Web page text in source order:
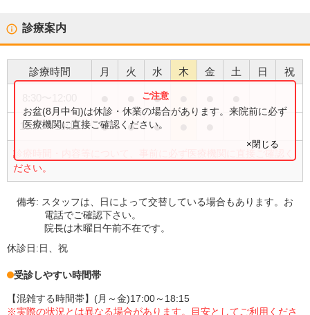
診療案内
診療時間 月 火 水 木 金 土 日 祝
●
15:00〜18:15 ● ● ●
診療時間・内容等について、事前に必ず医療機関に直接ご確認く
ださい。
お盆(8月中旬)は休診・休業の場合があります。来院前に必ず
医療機関に直接ご確認ください。
×閉じる
備考: スタッフは、日によって交替している場合もあります。お
電話でご確認下さい。
院長は木曜日午前不在です。
休診日:日、祝
受診しやすい時間帯
【混雑する時間帯】(月～金)17:00～18:15
※実際の状況とは異なる場合があります。目安としてご利用くださ